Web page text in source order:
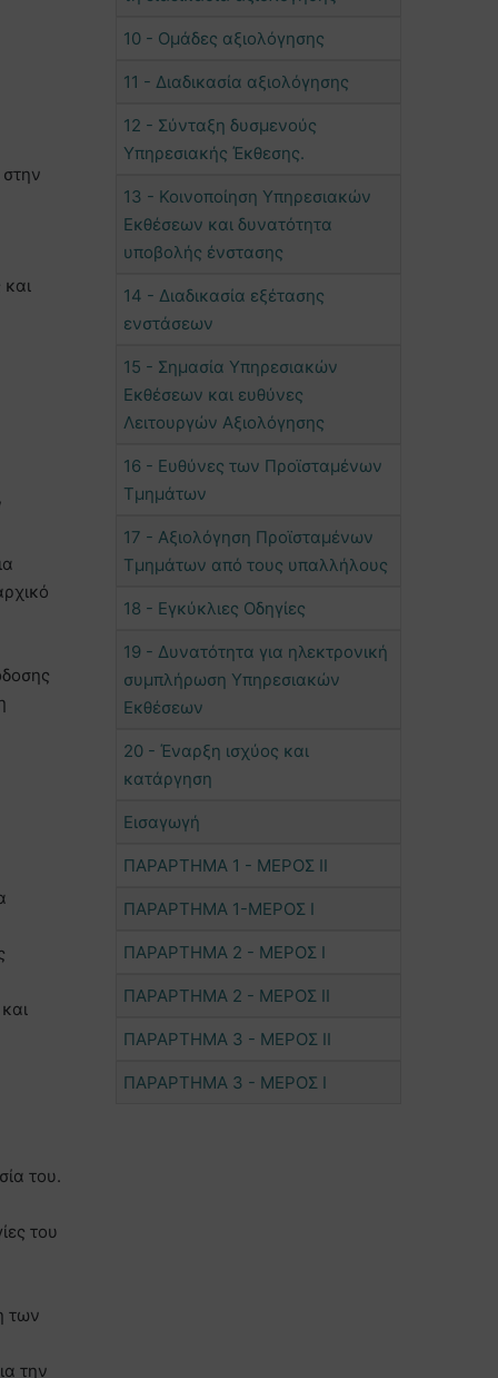
στην
του.
του
των
την
10 - Ομάδες αξιολόγησης
11 - Διαδικασία αξιολόγησης
12 - Σύνταξη δυσμενούς
Υπηρεσιακής Έκθεσης.
13 - Κοινοποίηση Υπηρεσιακών
Εκθέσεων και δυνατότητα
υποβολής ένστασης
14 - Διαδικασία εξέτασης
ενστάσεων
15 - Σημασία Υπηρεσιακών
Εκθέσεων και ευθύνες
Λειτουργών Αξιολόγησης
16 - Ευθύνες των Προϊσταμένων
Τμημάτων
17 - Αξιολόγηση Προϊσταμένων
Τμημάτων από τους υπαλλήλους
18 - Εγκύκλιες Οδηγίες
19 - Δυνατότητα για ηλεκτρονική
συμπλήρωση Υπηρεσιακών
Εκθέσεων
20 - Έναρξη ισχύος και
κατάργηση
Εισαγωγή
ΠΑΡΑΡΤΗΜΑ 1 - ΜΕΡΟΣ ΙΙ
ΠΑΡΑΡΤΗΜΑ 1-ΜΕΡΟΣ Ι
ΠΑΡΑΡΤΗΜΑ 2 - ΜΕΡΟΣ Ι
ΠΑΡΑΡΤΗΜΑ 2 - ΜΕΡΟΣ ΙΙ
ΠΑΡΑΡΤΗΜΑ 3 - ΜΕΡΟΣ ΙΙ
ΠΑΡΑΡΤΗΜΑ 3 - ΜΕΡΟΣ Ι